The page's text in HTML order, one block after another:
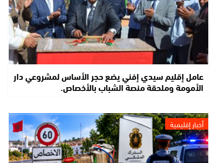
عامل إقليم سيدي إفني يضع حجر الأساس لمشروعي دار
الأمومة وملحقة منصة الشباب بالأخصاص.
أخبار إقليمية